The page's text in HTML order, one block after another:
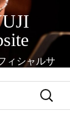
ィシャルサ
検